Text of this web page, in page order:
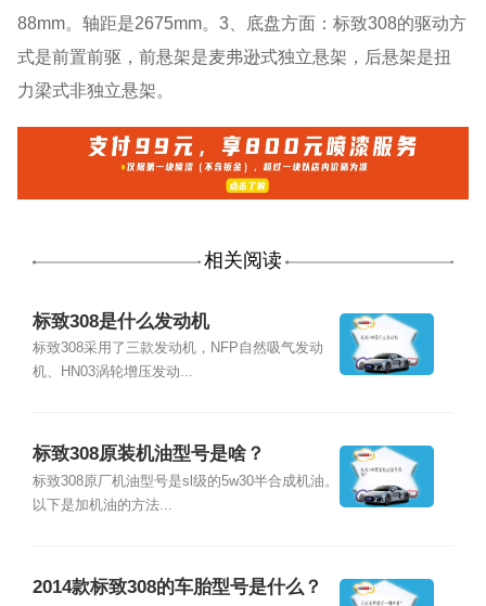
88mm。轴距是2675mm。3、底盘方面：标致308的驱动方
式是前置前驱，前悬架是麦弗逊式独立悬架，后悬架是扭
力梁式非独立悬架。
相关阅读
标致308是什么发动机
标致308采用了三款发动机，NFP自然吸气发动
机、HN03涡轮增压发动...
标致308原装机油型号是啥？
标致308原厂机油型号是sl级的5w30半合成机油。
以下是加机油的方法...
2014款标致308的车胎型号是什么？